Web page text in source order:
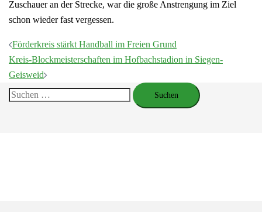
Zuschauer an der Strecke, war die große Anstrengung im Ziel
schon wieder fast vergessen.
Beitragsnavigation
Förderkreis stärkt Handball im Freien Grund
Kreis-Blockmeisterschaften im Hofbachstadion in Siegen-
Geisweid
Suchen